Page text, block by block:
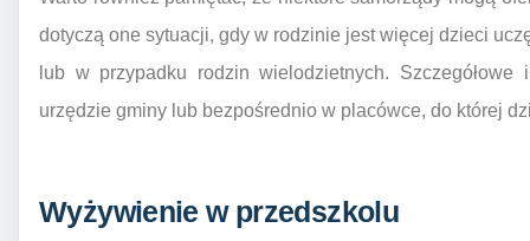
dotyczą one sytuacji, gdy w rodzinie jest więcej dzieci
lub w przypadku rodzin wielodzietnych.
urzędzie gminy lub bezpośrednio w placówce, do której
Wyżywienie w przedszkolu